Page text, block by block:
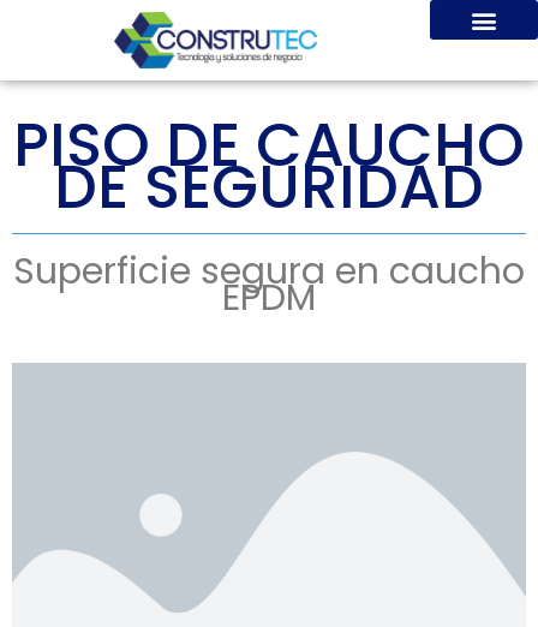
PISO DE CAUCHO
DE SEGURIDAD
Superficie segura en caucho
EPDM